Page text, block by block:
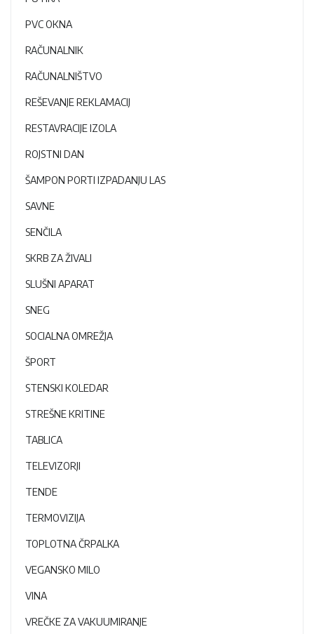
PVC OKNA
RAČUNALNIK
RAČUNALNIŠTVO
REŠEVANJE REKLAMACIJ
RESTAVRACIJE IZOLA
ROJSTNI DAN
ŠAMPON PORTI IZPADANJU LAS
SAVNE
SENČILA
SKRB ZA ŽIVALI
SLUŠNI APARAT
SNEG
SOCIALNA OMREŽJA
ŠPORT
STENSKI KOLEDAR
STREŠNE KRITINE
TABLICA
TELEVIZORJI
TENDE
TERMOVIZIJA
TOPLOTNA ČRPALKA
VEGANSKO MILO
VINA
VREČKE ZA VAKUUMIRANJE